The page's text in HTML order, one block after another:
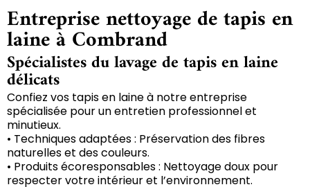
Entreprise nettoyage de tapis en
laine à Combrand
Spécialistes du lavage de tapis en laine
délicats
Confiez vos tapis en laine à notre entreprise
spécialisée pour un entretien professionnel et
minutieux.
• Techniques adaptées : Préservation des fibres
naturelles et des couleurs.
• Produits écoresponsables : Nettoyage doux pour
respecter votre intérieur et l’environnement.